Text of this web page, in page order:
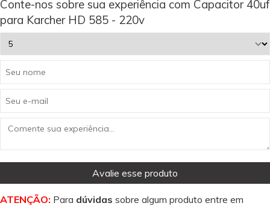
Conte-nos sobre sua experiência com Capacitor 40uf
para Karcher HD 585 - 220v
Avalie esse produto
ATENÇÃO: Para dúvidas sobre algum produto entre em